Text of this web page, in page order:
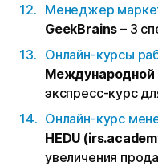
Менеджер
GeekBrains – 3
Онлайн-курсы
Международной
экспресс-курс
Онлайн-курс
HEDU
увеличения